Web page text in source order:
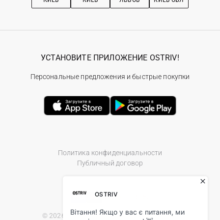
Политика конфиденциальности
Публичный договор
© 2026 Ostriv.ua Store. All Rights Reserved.
УСТАНОВИТЕ ПРИЛОЖЕНИЕ OSTRIV!
Персональные предложения и быстрые покупки